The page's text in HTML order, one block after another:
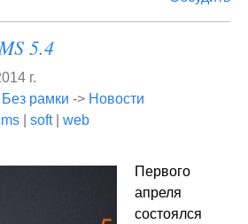
5.4
г.
Без рамки -> Новости
soft| web
Первого
апреля
состоялся